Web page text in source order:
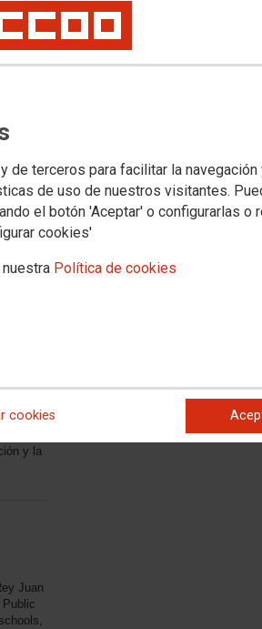
de terceros para facilitar la navegación
de uso de nuestros visitantes.
el botón 'Aceptar' o configurarlas o
cookies'
Política de cookies
cookies
de 2026
series.
y la
Juan